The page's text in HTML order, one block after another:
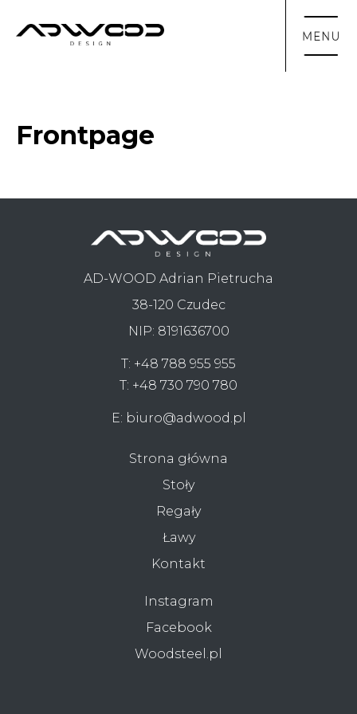
Frontpage
AD-WOOD Adrian Pietrucha
38-120 Czudec
NIP: 8191636700
T: +48 788 955 955
T: +48 730 790 780
E: biuro@adwood.pl
Strona główna
Stoły
Regały
Ławy
Kontakt
Instagram
Facebook
Woodsteel.pl